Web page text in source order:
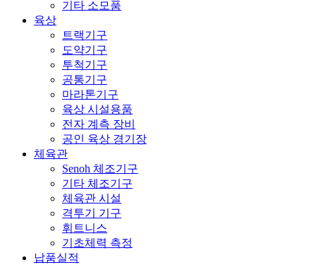
기타 소모품
육상
트랙기구
도약기구
투척기구
공통기구
마라톤기구
육상 시설용품
전자 계측 장비
공인 육상 경기장
체육관
Senoh 체조기구
기타 체조기구
체육관 시설
격투기 기구
휘트니스
기초체력 측정
납품실적